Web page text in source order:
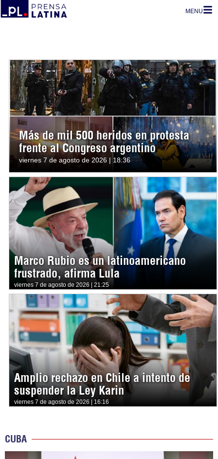
MENU
Más de mil 500 heridos en protesta
frente al Congreso argentino
viernes 7 de agosto de 2026 | 18:36
Marco Rubio es un latinoamericano
frustrado, afirma Lula
viernes 7 de agosto de 2026 | 21:25
Amplio rechazo en Chile a intento de
suspender la Ley Karin
viernes 7 de agosto de 2026 | 16:16
CUBA